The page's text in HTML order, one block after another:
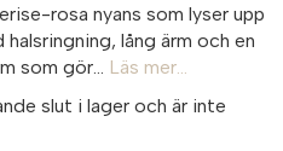
rosa nyans som lyser upp
lång ärm och en
som gör...
Läs mer...
slut i lager och är inte